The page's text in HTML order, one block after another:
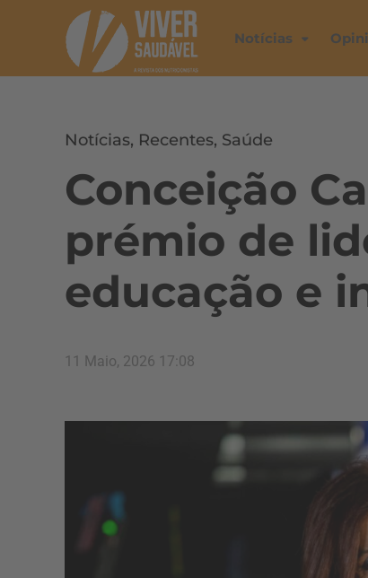
Notícias
Notícias, Recentes, Saúde
Conceição
prémio de
educação e
11 Maio, 2026 17:08